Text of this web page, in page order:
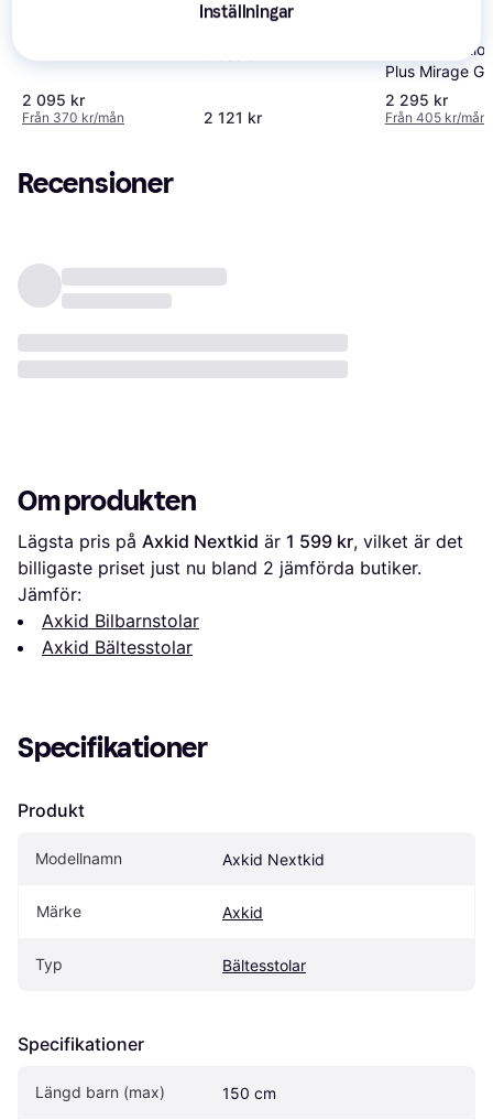
2 095 kr
Från 370 kr/mån 2 121 kr
Cybex
Plus Mirage
2 295 kr
Från 405 kr/mån
Recensioner
Om produkten
Lägsta pris på Axkid Nextkid är 1 599 kr, vilket är det
billigaste priset just nu bland 2 jämförda butiker.
Jämför:
Axkid Bilbarnstolar
Axkid Bältesstolar
Specifikationer
Produkt
Modellnamn Axkid Nextkid
Märke Axkid
Typ Bältesstolar
Specifikationer
Längd barn (max) 150 cm
Inställningar